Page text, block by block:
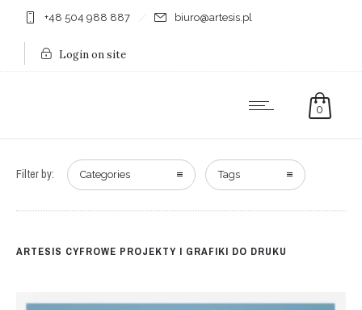
+48 504 988 887 biuro@artesis.pl
Login on site
0
Filter by: Categories Tags
ARTESIS CYFROWE PROJEKTY I GRAFIKI DO DRUKU